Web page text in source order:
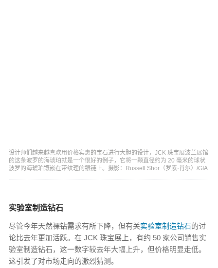
设计师们越来越喜欢用价格实惠的宝石进行大胆的设计，JCK 珠宝展波兰展馆
的这条波罗的海琥珀就是一个很好的例子，它将一颗直径约为 20 毫米的球状
波罗的海琥珀镶嵌在带纹理的银链上。摄影：Russell Shor（罗素·肖尔）/GIA
实验室制造钻石
尽管今年天然裸钻需求有所下降，但有关实验室制造钻石的讨
论比去年更加活跃。在 JCK 珠宝展上，有约 50 家公司销售实
验室制造钻石，这一数字较去年大幅上升，但价格明显走低。
这引发了对市场走向的激烈猜测。